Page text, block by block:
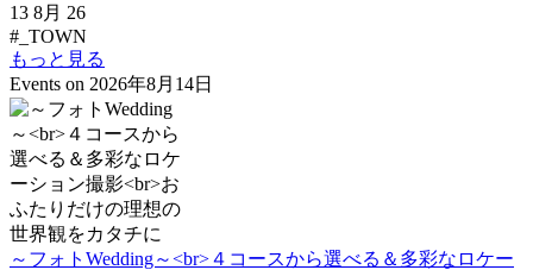
13 8月 26
#_TOWN
もっと見る
Events on 2026年8月14日
～フォトWedding～<br>４コースから選べる＆多彩なロケー